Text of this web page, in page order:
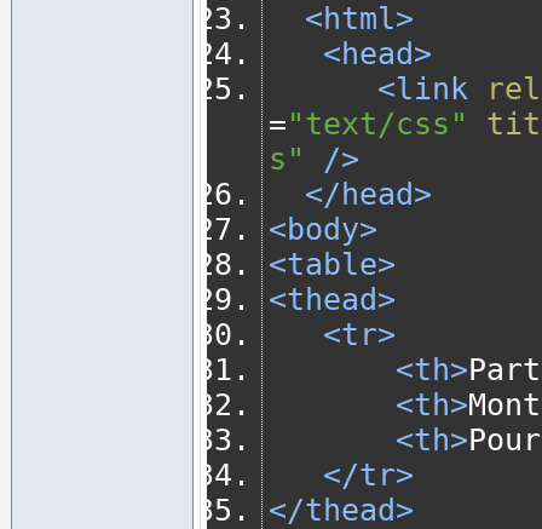
<html>
<head>
<link
rel
="text/css"
s"
/>
</head>
<body>
<table>
<thead>
<tr>
<th>
<th>
<th>
</tr>
</thead>